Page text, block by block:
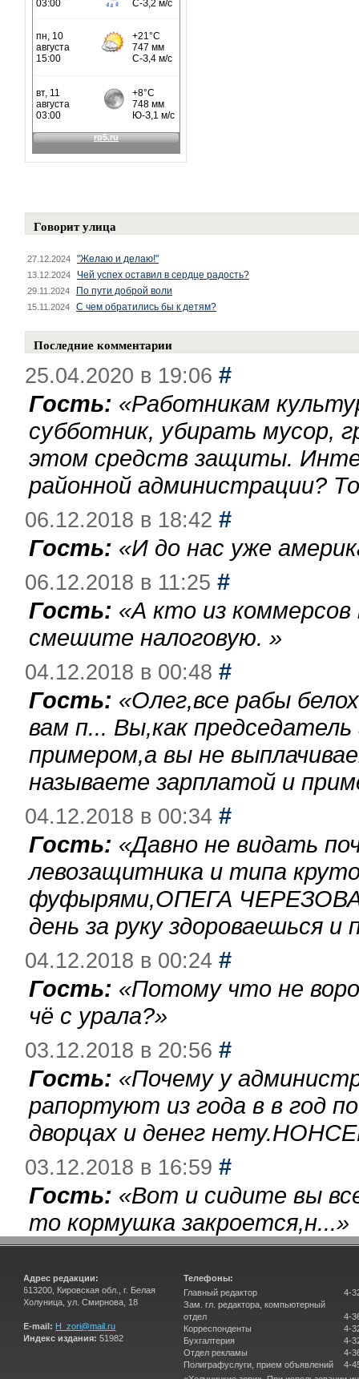
Говорит улица
27.12.2024 "Желаю и делаю!"
13.12.2024 Чей успех оставил в сердце радость?
29.11.2024 По пути доброй воли
15.11.2024 С чем обратились бы к детям?
Последние комментарии
25.04.2020 в 19:06 #
Гость: «Работникам
субботник, убирать мусор,
этом средств защиты.
районной администрации?
06.12.2018 в 18:42 #
Гость: «И до нас уже
06.12.2018 в 11:25 #
Гость: «А кто из
смешите налоговую. »
04.12.2018 в 00:48 #
Гость: «Олег,все рабы
вам п... Вы,как
примером,а вы не
называете зарплатой и
04.12.2018 в 00:34 #
Гость: «Давно не видать
левозащитника и типа
фуфырями,ОПЕГА
день за руку здороваешься
04.12.2018 в 00:24 #
Гость: «Потому что не
чё с урала?»
03.12.2018 в 20:56 #
Гость: «Почему у
рапортуют из года в в год
дворцах и денег
03.12.2018 в 16:59 #
Гость: «Вот и сидите вы
то кормушка закроется,н...»
Адрес редакции:
613200, Кировская обл., г. Белая
Холуница, ул. Смирнова, 18
E-mail: H_zori@mail.ru
Индекс издания: 51982
Телефоны:
Главный редактор
Зам. гл. редактора, компьютерный
отдел
Корреспонденты
Бухгалтерия
Отдел рекламы
Полиграфуслуги, прием объявлений
4-
4-
4-
4-
4-
4-